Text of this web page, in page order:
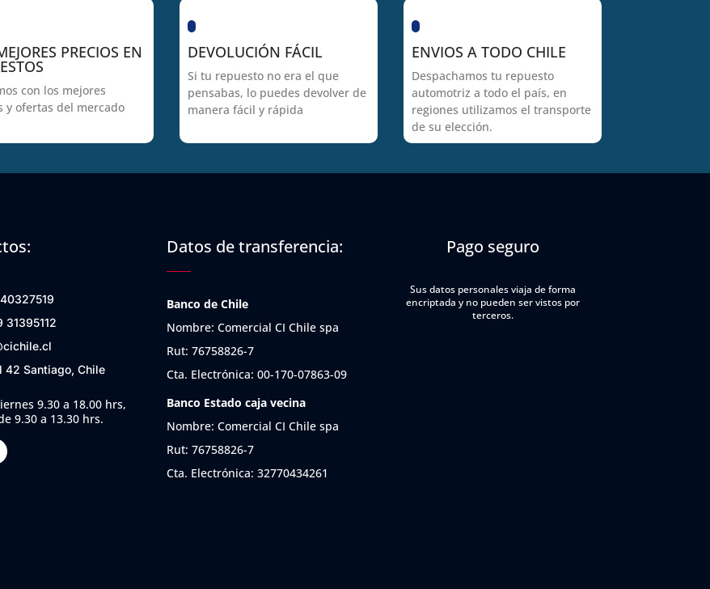
PRECIOS EN
con los mejores
y ofertas del mercado
DEVOLUCIÓN FÁCIL
Si tu repuesto no era el que
pensabas, lo puedes devolver de
manera fácil y rápida
ENVIOS A TODO CHILE
Despachamos tu repuesto
automotriz a todo el país, en
regiones utilizamos el transporte
de su elección.
31395112
42 Santiago, Chile
9.30 a 18.00 hrs,
9.30 a 13.30 hrs.
Datos de transferencia:
Banco de Chile
Nombre: Comercial CI Chile spa
Rut: 76758826-7
Cta. Electrónica: 00-170-07863-09
Banco Estado caja vecina
Nombre: Comercial CI Chile spa
Rut: 76758826-7
Cta. Electrónica: 32770434261
Pago seguro
Sus datos personales viaja de forma
encriptada y no pueden ser vistos por
terceros.